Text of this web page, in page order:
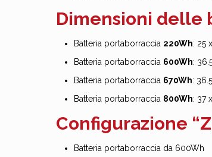
Dimensioni delle
Batteria portaborraccia 220Wh: 25
Batteria portaborraccia 600Wh:
Batteria portaborraccia 670Wh:
Batteria portaborraccia 800Wh: 37
Configurazione
Batteria portaborraccia da 600Wh